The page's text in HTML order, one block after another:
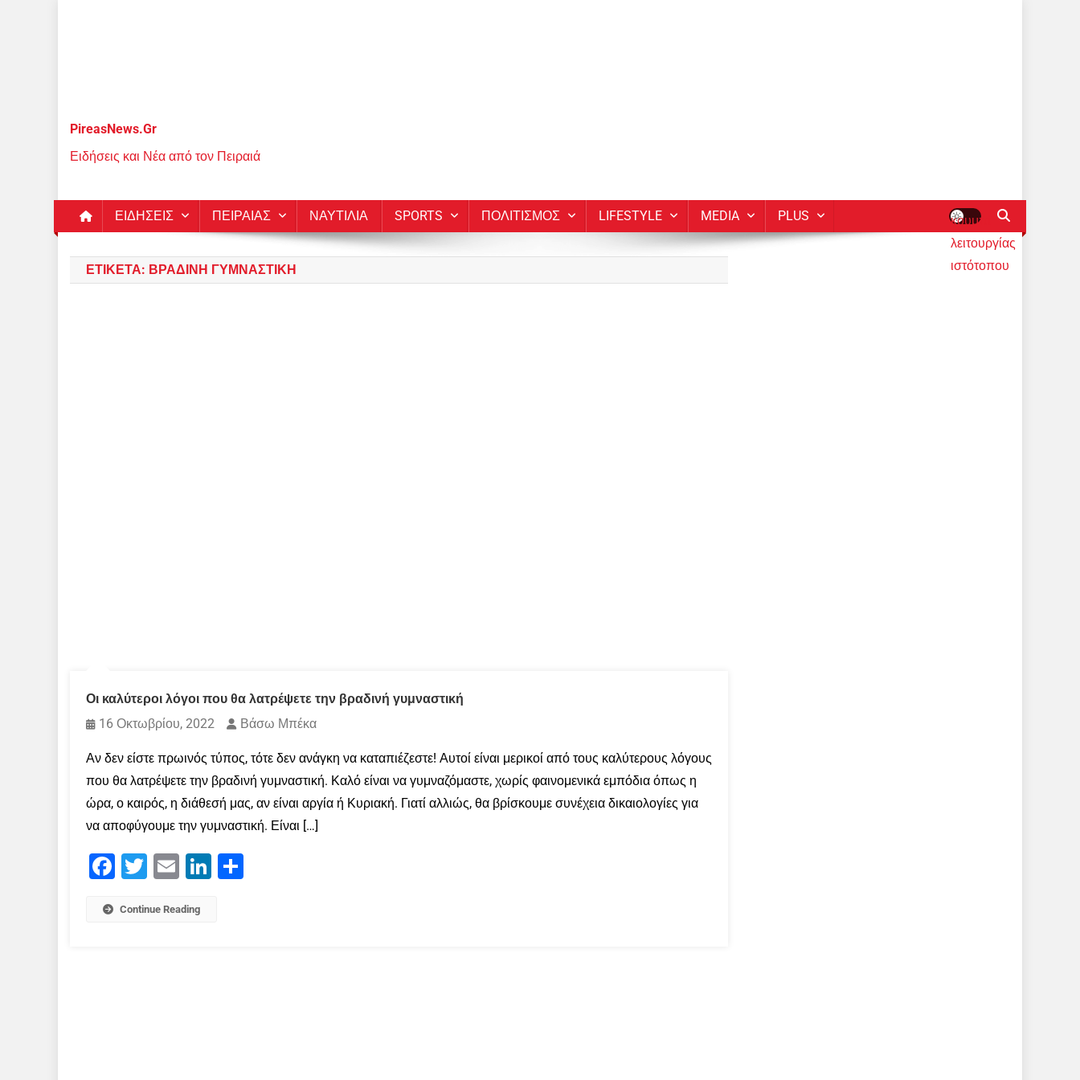
PireasNews.Gr
Ειδήσεις και Νέα από τον Πειραιά
ΕΙΔΗΣΕΙΣ ΠΕΙΡΑΙΑΣ ΝΑΥΤΙΛΙΑ SPORTS ΠΟΛΙΤΙΣΜΟΣ LIFESTYLE MEDIA PLUS
κουμπί
λειτουργίας
ιστότοπου
ΕΤΙΚΈΤΑ: ΒΡΑΔΙΝΉ ΓΥΜΝΑΣΤΙΚΉ
Οι καλύτεροι λόγοι που θα λατρέψετε την βραδινή γυμναστική
16 Οκτωβρίου, 2022
Βάσω Μπέκα
Αν δεν είστε πρωινός τύπος, τότε δεν ανάγκη να καταπιέζεστε! Αυτοί είναι μερικοί από τους καλύτερους λόγους
που θα λατρέψετε την βραδινή γυμναστική. Καλό είναι να γυμναζόμαστε, χωρίς φαινομενικά εμπόδια όπως η
ώρα, ο καιρός, η διάθεσή μας, αν είναι αργία ή Κυριακή. Γιατί αλλιώς, θα βρίσκουμε συνέχεια δικαιολογίες για
να αποφύγουμε την γυμναστική. Είναι […]
Facebook
Twitter Email LinkedIn
Continue Reading